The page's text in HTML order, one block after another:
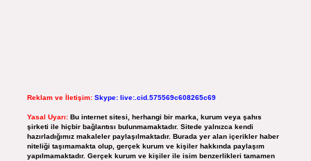
Reklam ve İletişim: Skype: live:.cid.575569c608265c69
Yasal Uyarı: Bu internet sitesi, herhangi bir marka, kurum veya şahıs
şirketi ile hiçbir bağlantısı bulunmamaktadır. Sitede yalnızca kendi
hazırladığımız makaleler paylaşılmaktadır. Burada yer alan içerikler haber
niteliği taşımamakta olup, gerçek kurum ve kişiler hakkında paylaşım
yapılmamaktadır. Gerçek kurum ve kişiler ile isim benzerlikleri tamamen